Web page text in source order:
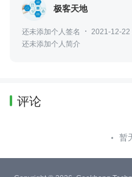
极客天地
还未添加个人签名
2021-12-22
还未添加个人简介
评论
暂